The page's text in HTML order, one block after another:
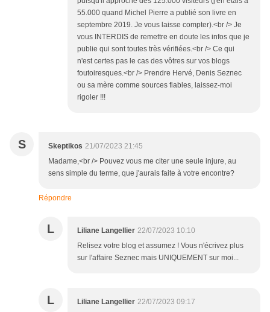
55.000 quand Michel Pierre a publié son livre en
septembre 2019. Je vous laisse compter).<br /> Je
vous INTERDIS de remettre en doute les infos que je
publie qui sont toutes très vérifiées.<br /> Ce qui
n'est certes pas le cas des vôtres sur vos blogs
foutoiresques.<br /> Prendre Hervé, Denis Seznec
ou sa mère comme sources fiables, laissez-moi
rigoler !!!
S Skeptikos 21/07/2023 21:45
Madame,<br /> Pouvez vous me citer une seule injure, au
sens simple du terme, que j'aurais faite à votre encontre?
Répondre
L Liliane Langellier 22/07/2023 10:10
Relisez votre blog et assumez ! Vous n'écrivez plus
sur l'affaire Seznec mais UNIQUEMENT sur moi...
L Liliane Langellier 22/07/2023 09:17